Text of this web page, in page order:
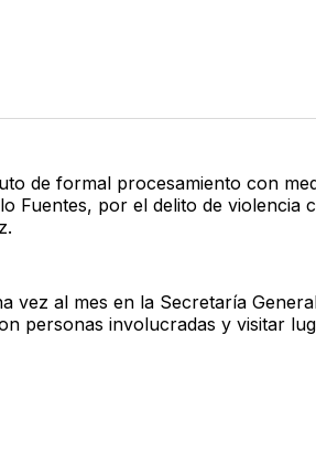
de formal procesamiento con
Fuentes, por el delito de violencia
vez al mes en la Secretaría
personas involucradas y visitar